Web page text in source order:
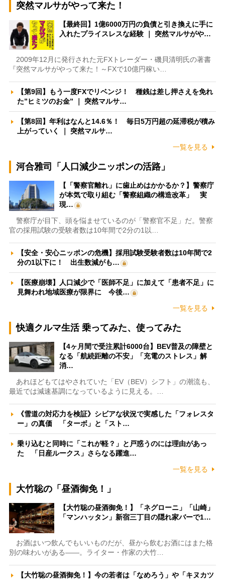
突然マルサがやって来た！
【最終回】1億6000万円の負債と引き換えに手に
入れたプライスレスな経験 ｜ 突然マルサがや…
2009年12月に発行された元FXトレーダー・磯貝清明氏の著書
『突然マルサがやって来た！～FXで10億円稼い…
【第9回】もう一度FXでリベンジ！ 種銭は差し押さえを免れ
た”ヒミツのお金” ｜ 突然マルサ…
【第8回】年利はなんと14.6％！ 毎日5万円超の延滞税が積み
上がっていく ｜ 突然マルサ…
一覧を見る
河合雅司「人口減少ニッポンの活路」
【「警察官離れ」に歯止めはかかるか？】警察庁
が本気で取り組む「警察組織の構造改革」 実
現…
警察庁が目下、頭を悩ませているのが「警察官不足」だ。警察
官の採用試験の受験者数は10年間で2分の1以…
【安全・安心ニッポンの危機】採用試験受験者数は10年間で2
分の1以下に！ 出生数減がも…
【医療崩壊】人口減少で「医師不足」に加えて「患者不足」に
見舞われ地域医療が限界に 今後…
一覧を見る
快適クルマ生活 乗ってみた、使ってみた
【4ヶ月間で受注累計6000台】BEV普及の障壁と
なる「航続距離の不安」「充電のストレス」解
消…
あれほどもてはやされていた「EV（BEV）シフト」の潮流も、
最近では減速基調になっているように見える。…
《雪道の対応力を検証》シビアな状況で実感した「フォレスタ
ー」の真価 「ターボ」と「スト…
乗り込むと同時に「これが軽？」と戸惑うのには理由があっ
た 「日産ルークス」さらなる躍進…
一覧を見る
大竹聡の「昼酒御免！」
【大竹聡の昼酒御免！】「ネグローニ」「山崎」
「マンハッタン」新宿三丁目の隠れ家バーで1…
お酒はいつ飲んでもいいものだが、昼から飲むお酒にはまた格
別の味わいがある――。ライター・作家の大竹…
【大竹聡の昼酒御免！】今の若者は「なめろう」や「キヌカツ